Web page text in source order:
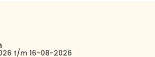
t/m 16-08-2026